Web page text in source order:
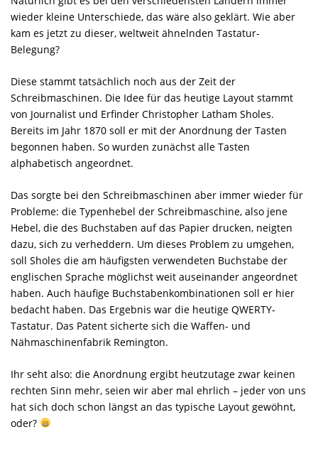
wieder kleine Unterschiede, das wäre also geklärt. Wie aber
kam es jetzt zu dieser, weltweit ähnelnden Tastatur-
Belegung?
Diese stammt tatsächlich noch aus der Zeit der
Schreibmaschinen. Die Idee für das heutige Layout stammt
von Journalist und Erfinder Christopher Latham Sholes.
Bereits im Jahr 1870 soll er mit der Anordnung der Tasten
begonnen haben. So wurden zunächst alle Tasten
alphabetisch angeordnet.
Das sorgte bei den Schreibmaschinen aber immer wieder für
Probleme: die Typenhebel der Schreibmaschine, also jene
Hebel, die des Buchstaben auf das Papier drucken, neigten
dazu, sich zu verheddern. Um dieses Problem zu umgehen,
soll Sholes die am häufigsten verwendeten Buchstabe der
englischen Sprache möglichst weit auseinander angeordnet
haben. Auch häufige Buchstabenkombinationen soll er hier
bedacht haben. Das Ergebnis war die heutige QWERTY-
Tastatur. Das Patent sicherte sich die Waffen- und
Nähmaschinenfabrik Remington.
Ihr seht also: die Anordnung ergibt heutzutage zwar keinen
rechten Sinn mehr, seien wir aber mal ehrlich – jeder von uns
hat sich doch schon längst an das typische Layout gewöhnt,
oder?